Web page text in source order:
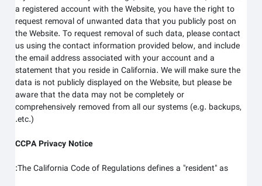
a registered account withthe Website, you have the right to
request removal of unwanted data that you publicly post on
theWebsite. To request removal of such data, please contact
us using the contact information provided below, and include
the email address associated with your account and a
statement that you reside in California. We will make sure the
data is not publicly displayed on theWebsite, but please be
aware that the data may not be completely or
comprehensively removed from all our systems (e.g. backups,
etc.).
CCPA Privacy Notice
The California Code of Regulations defines a "resident" as: